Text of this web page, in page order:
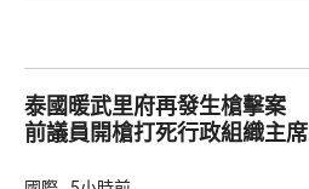
泰國暖武里府再發生槍擊案
前議員開槍打死行政組織主席